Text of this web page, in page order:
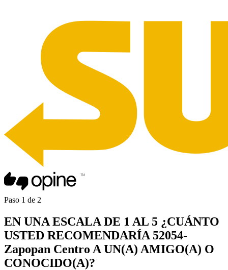
Paso 1 de 2
EN UNA ESCALA DE 1 AL 5 ¿CUÁNTO
USTED RECOMENDARÍA 52054-
Zapopan Centro A UN(A) AMIGO(A) O
CONOCIDO(A)?